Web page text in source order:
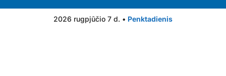
2026 rugpjūčio 7 d. • Penktadienis